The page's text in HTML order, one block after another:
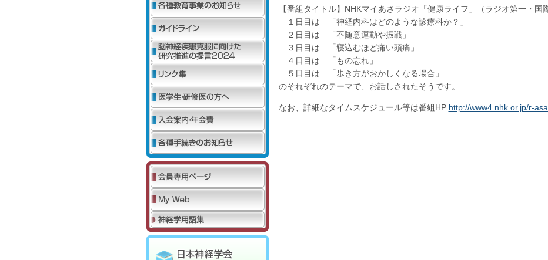
【番組タイトル】NHKマイあさラジオ「健康ライフ」（ラジオ第一・国
１日目は 「神経内科はどのような診療科か？」
２日目は 「不随意運動や振戦」
３日目は 「寝込むほど痛い頭痛」
４日目は 「もの忘れ」
５日目は 「歩き方がおかしくなる場合」
のそれぞれのテーマで、お話しされたそうです。
なお、詳細なタイムスケジュール等は番組HP http://www4.nhk.or.jp/r-